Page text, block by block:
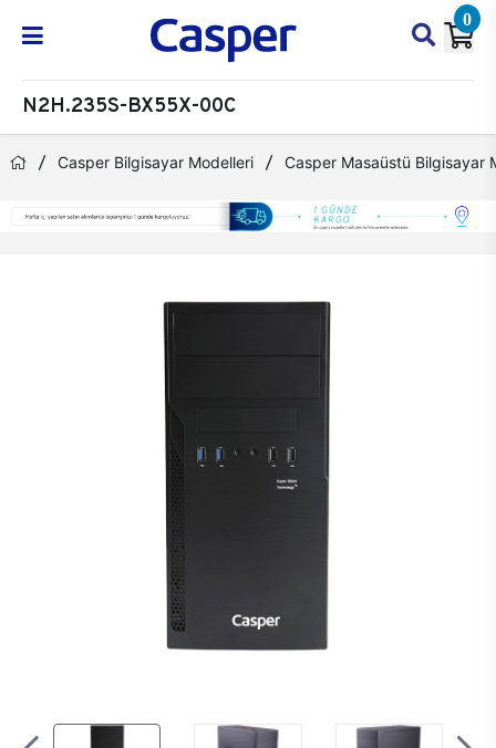
0
N2H.235S-BX55X-00C
Casper Bilgisayar Modelleri Casper Masaüstü Bilgisayar